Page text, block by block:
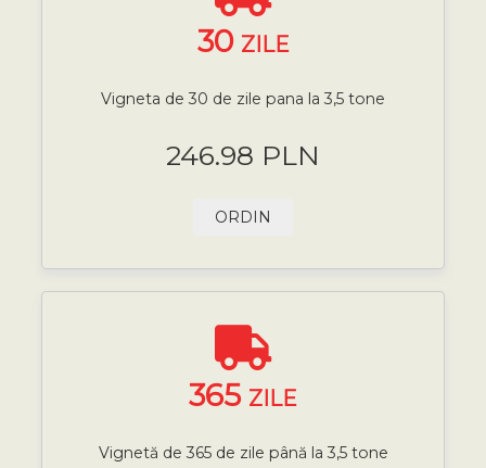
30 ZILE
Vigneta de 30 de zile pana la 3,5 tone
246.98 PLN
ORDIN
365 ZILE
Vignetă de 365 de zile până la 3,5 tone